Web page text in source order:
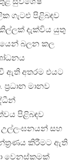
සුවිශේෂී
ගැටළු පිළිබඳව
දැක්විය යුතු
බලන කල
ඇති අතරම එයට
මානව
පිළිබඳව
උල්ලංඝනයන් සහ
කිරීමට ඇති
වෙනස්කමක්